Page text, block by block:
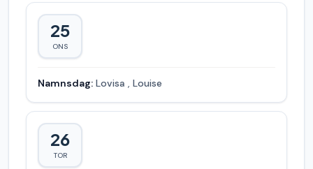
25
ONS
Namnsdag: Lovisa , Louise
26
TOR